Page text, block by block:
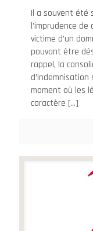
Il a souvent été
l’imprudence
victime d’un
pouvant être
rappel, la
d’indemnisation
moment où les
caractère […]